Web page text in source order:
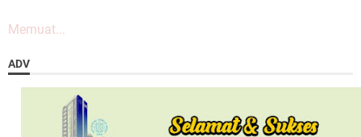
Memuat...
ADV